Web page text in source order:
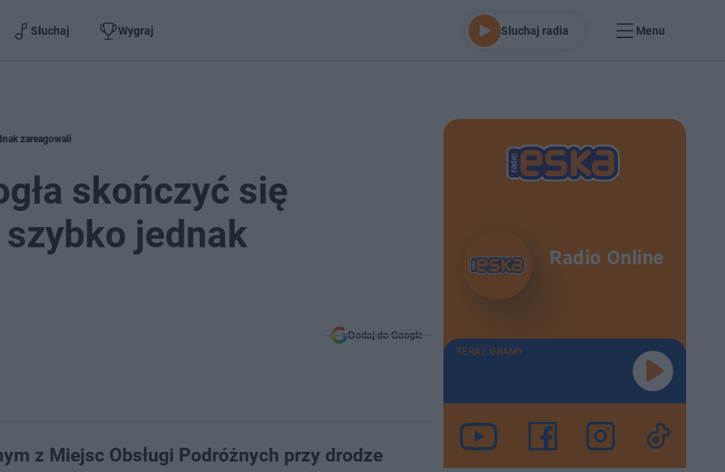
Słuchaj Wygraj Słuchaj radia Menu
zareagowali
skończyć się
jednak
Dodaj do Google
z Miejsc Obsługi Podróżnych przy drodze
Radio Online
TERAZ GRAMY